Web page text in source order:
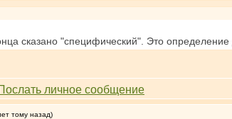
сказано "специфический". Это
тому назад)